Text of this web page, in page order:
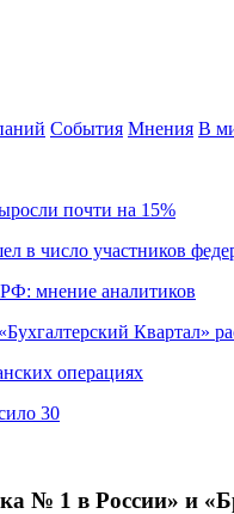
События Мнения В
почти на 15%
число участников
мнение аналитиков
Квартал»
операциях
30
№ 1 в России» и